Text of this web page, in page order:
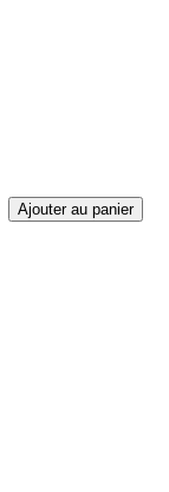
Ajouter au panier